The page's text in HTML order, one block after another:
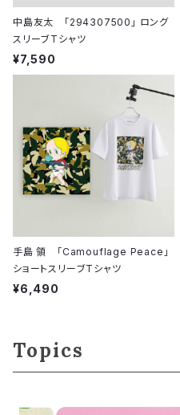
中島友太 「294307500」 ロング
スリーブTシャツ
¥7,590
手島 領 「Camouflage Peace」
ショートスリーブTシャツ
¥6,490
Topics